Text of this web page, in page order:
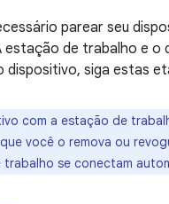
parear seu
estação de trabalho e
dispositivo, siga estas
com a estação de
você o remova ou
se conectam